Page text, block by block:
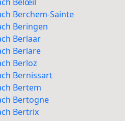
Berchem-Sainte
Beringen
Berlaar
Berlare
Berloz
Bernissart
Bertem
Bertogne
Bertrix